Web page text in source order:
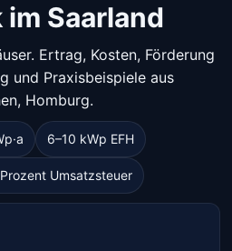
Saarland
Ertrag, Kosten, Förderung
und Praxisbeispiele aus
Homburg.
6–10 kWp EFH
Umsatzsteuer